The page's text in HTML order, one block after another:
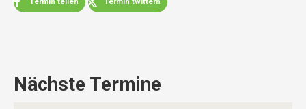
Nächste Termine